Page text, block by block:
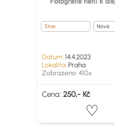
Stav Nové
Datum:14.4.2023
Lokalita:Praha
Zobrazeno: 410x
Cena: 250,- Kč